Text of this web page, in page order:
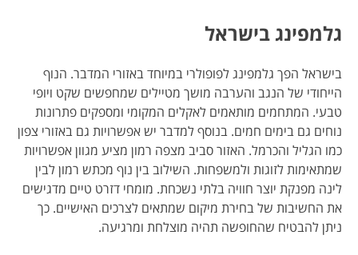
גלמפינג בישראל
בישראל הפך גלמפינג לפופולרי במיוחד באזורי המדבר. הנוף
הייחודי של הנגב והערבה מושך מטיילים שמחפשים שקט ויופי
טבעי. המתחמים מותאמים לאקלים המקומי ומספקים פתרונות
נוחים גם בימים חמים. בנוסף למדבר יש אפשרויות גם באזורי צפון
כמו הגליל והכרמל. האזור סביב מצפה רמון מציע מגוון אפשרויות
שמתאימות לזוגות ולמשפחות. השילוב בין נוף מכתש רמון לבין
לינה מפנקת יוצר חוויה בלתי נשכחת. מומחי דזרט טיים מדגישים
את החשיבות של בחירת מיקום שמתאים לצרכים האישיים. כך
ניתן להבטיח שהחופשה תהיה מוצלחת ומרגיעה.